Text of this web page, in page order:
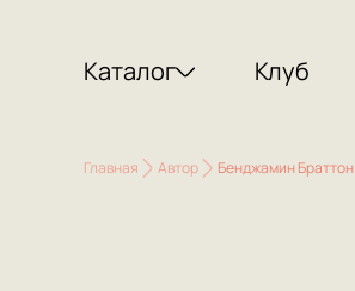
Каталог Клуб
Главная Автор Бенджамин Браттон